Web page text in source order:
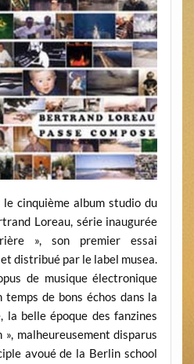
le cinquième album studio du
Loreau, série inaugurée
», son premier essai
distribué par le label musea.
de musique électronique
temps de bons échos dans la
la belle époque des fanzines
malheureusement disparus
avoué de la Berlin school